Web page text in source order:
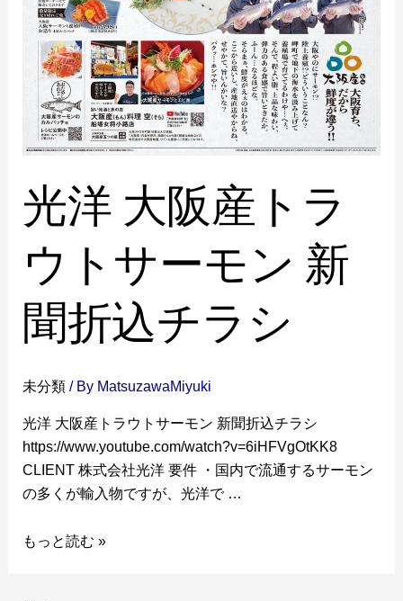
光洋 大阪産トラ
ウトサーモン 新
聞折込チラシ
未分類 / By MatsuzawaMiyuki
光洋 大阪産トラウトサーモン 新聞折込チラシ
https://www.youtube.com/watch?v=6iHFVgOtKK8
CLIENT 株式会社光洋 要件 ・国内で流通するサーモン
の多くが輸入物ですが、光洋で …
もっと読む »